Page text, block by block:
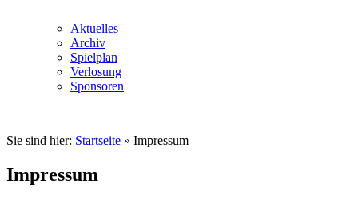
Aktuelles
Archiv
Spielplan
Verlosung
Sponsoren
Sie sind hier: Startseite » Impressum
Impressum